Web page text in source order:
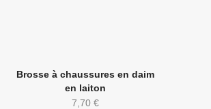
Brosse à chaussures en daim
en laiton
7,70€